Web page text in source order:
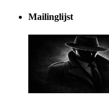
Mailinglijst